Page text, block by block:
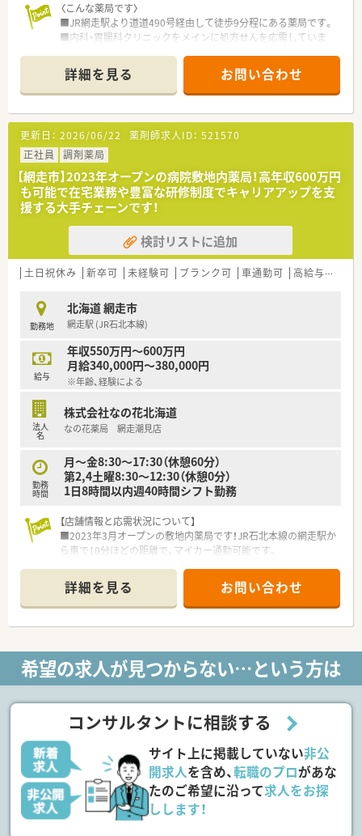
〈こんな薬局です〉
■JR網走駅より道道490号経由して徒歩9分程にある薬局です。
■内科・胃腸科クリニックをメインに処方せんを応需していま
■薬剤師3名在籍しています。
■ドライブスルー調剤を備えている薬局です！車から降りずにお
薬をお渡しできる他、プライバシーの確保、感染防止に配慮して
います。
〈患者さま中心の考え〉
■テレフォン服薬サポート、薬剤師の指名制度、スマートフォン
アプリによる調剤予約サービスなど、患者様中心の考えで取り組
んでいます。
■錠剤ピッキング過誤防止システムや散剤監視システムなど最
新設備をとりそろえ、調剤業務をしっかりサポート！安全・正確な
調剤に集中できます。
〈充実の教育体制、人材育成に力を入れています！〉
■新入社員はもちろん、中堅社員や管理職なども各々のレベルに
れています。
■知識や技術のみならずコミュニケーション能力の育成等、一人
ひとりのスキルアアップをサポートしています。
■認定・専門薬剤師資格の奨励金制度があります。
専門性の高い薬剤師を目指して資格取得にチャレンジしませ
んか。
■連続休暇制度があり、最低1週間以上（9日以下）の長期休暇も
取得可能！
得もしやすくプライベートの充実も図れます！
■地域手当や住宅手当、燃料手当などの諸手当も手厚く充実！従
業員の働きやすい環境整備にも取り組んでいます。
〈企業紹介〉
■札幌市に本社を構え道内を中心に59店舗（2021年12月現在）
調剤薬局を展開しています。
ト事業にも積極的に取り組んでいる企業です。
活躍のフィールドも幅広く、やりがいを持って取り組めます。
詳細を見る お問い合わせ
更新日： 2026/06/22 薬剤師求人ID： 521570
正社員
調剤薬局
【網走市】2023年オープンの病院敷地内薬局！高年収600万円
も可能で在宅業務や豊富な研修制度でキャリアアップを支
援する大手チェーンです！
検討リストに追加
土日祝休み 新卒可 未経験可 ブランク可 車通勤可 高給与(600万円以上)
勤務地
北海道 網走市
網走駅 (JR石北本線)
給与
年収550万円～600万円
月給340,000円～380,000円
※年齢、経験による
法人
名
株式会社なの花北海道
なの花薬局 網走潮見店
勤務
時間
月～金8:30～17:30（休憩60分）
第2,4土曜8:30～12:30（休憩0分）
1日8時間以内週40時間シフト勤務
【店舗情報と応需状況について】
■2023年3月オープンの敷地内薬局です！JR石北本線の網走駅か
ら車で10分ほどの距離で、マイカー通勤可能です。
り、幅広い経験を積むことができます。
■薬剤師4名体制で業務にあたっており、事務員も3名在籍して
いるため、チームで協力しながら働けます。
■給与は年収550万円から600万円まで検討可能であり、経験や
スキルに応じて優遇される体制です。
■昇給が年1回（4月）、賞与が年2回（6月、12月）支給され、各種手
長期休暇も比較的取得しやすい環境です。
■復職後、子どもが小学校1年生終了時まで1日最大2時間の時短
勤務が可能で、仕事と育児の両立を支援しています。
【こんな方にオススメ】
■内科や透析などの幅広い総合科目の処方箋を経験し、薬剤師と
しての知識や経験の幅を広げたい方に最適です。
詳細を見る お問い合わせ
希望の求人が見つからない…という方は
コンサルタントに相談する
サイト上に掲載していない非公
開求人を含め、転職のプロがあな
たのご希望に沿って求人をお探
しします！